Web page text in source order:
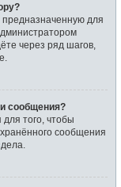
для
через ряд шагов,
сообщения?
того, чтобы
сообщения